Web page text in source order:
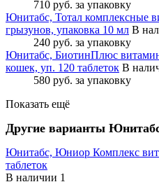
710 руб. за упаковку
Юнитабс, Тотал комплексные
грызунов, упаковка 10 мл В
240 руб. за упаковку
Юнитабс, БиотинПлюс
кошек, уп. 120 таблеток В
580 руб. за упаковку
Показать ещё
Другие варианты
Юнитабс, Юниор Комплекс
таблеток
В наличии 1